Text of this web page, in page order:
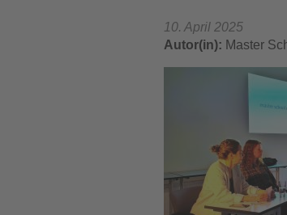
10. April 2025
Autor(in): Master